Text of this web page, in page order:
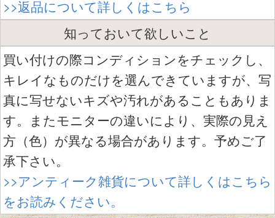
>>返品について詳しくはこちら
知っておいて欲しいこと
買い付けの際コンディションをチェックし、
キレイなものだけを選んできていますが、写
真に写せないキズや汚れがあることもありま
す。またモニターの違いにより、実際の見え
方（色）が異なる場合があります。予めご了
承下さい。
>>アンティーク雑貨について詳しくはこちら
をお読みください。